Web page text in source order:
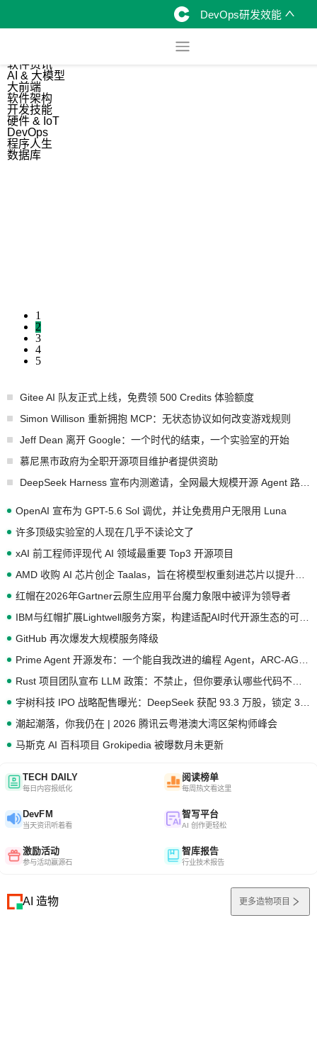
DevOps研发效能
软件资讯
AI & 大模型
大前端
软件架构
开发技能
硬件 & IoT
DevOps
程序人生
数据库
1
2
3
4
5
Gitee AI 队友正式上线，免费领 500 Credits 体验额度
Simon Willison 重新拥抱 MCP：无状态协议如何改变游戏规则
Jeff Dean 离开 Google：一个时代的结束，一个实验室的开始
慕尼黑市政府为全职开源项目维护者提供资助
OpenAI 宣布为 GPT-5.6 Sol 调优，并让免费用户无限用 Luna
许多顶级实验室的人现在几乎不读论文了
xAI 前工程师评现代 AI 领域最重要 Top3 开源项目
红帽在2026年Gartner云原生应用平台魔力象限中被评为领导者
GitHub 再次爆发大规模服务降级
潮起潮落，你我仍在 | 2026 腾讯云粤港澳大湾区架构师峰会
马斯克 AI 百科项目 Grokipedia 被曝数月未更新
TECH DAILY
每日内容报纸化
阅读榜单
每周热文看这里
DevFM
当天资讯听着看
智写平台
AI 创作更轻松
激励活动
参与活动赢源石
智库报告
行业技术报告
AI 造物 更多造物项目